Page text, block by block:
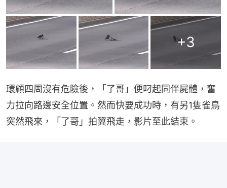
+3
環顧四周沒有危險後，「了哥」便叼起同伴屍體，奮
力拉向路邊安全位置。然而快要成功時，有另1隻雀鳥
突然飛來，「了哥」拍翼飛走，影片至此結束。